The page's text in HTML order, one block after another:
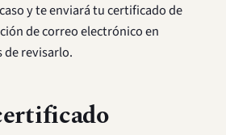
y te enviará tu certificado de
de correo electrónico en
de revisarlo.